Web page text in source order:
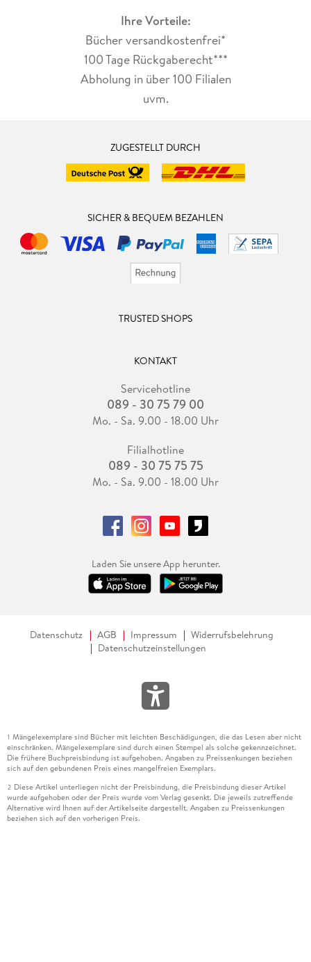
Ihre Vorteile:
Bücher versandkostenfrei*
100 Tage Rückgaberecht***
Abholung in über 100 Filialen
uvm.
ZUGESTELLT DURCH
SICHER & BEQUEM BEZAHLEN
TRUSTED SHOPS
KONTAKT
Servicehotline
089 - 30 75 79 00
Mo. - Sa. 9.00 - 18.00 Uhr
Filialhotline
089 - 30 75 75 75
Mo. - Sa. 9.00 - 18.00 Uhr
Laden Sie unsere App herunter.
Datenschutz AGB Impressum
Widerrufsbelehrung
Datenschutzeinstellungen
1 Mängelexemplare sind Bücher mit leichten Beschädigungen, die das Lesen aber nicht
einschränken. Mängelexemplare sind durch einen Stempel als solche gekennzeichnet.
Die frühere Buchpreisbindung ist aufgehoben. Angaben zu Preissenkungen beziehen
sich auf den gebundenen Preis eines mangelfreien Exemplars.
2 Diese Artikel unterliegen nicht der Preisbindung, die Preisbindung dieser Artikel
wurde aufgehoben oder der Preis wurde vom Verlag gesenkt. Die jeweils zutreffende
Alternative wird Ihnen auf der Artikelseite dargestellt. Angaben zu Preissenkungen
beziehen sich auf den vorherigen Preis.